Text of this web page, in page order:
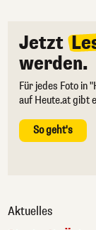
Jetzt
werden.
Für jedes Foto in
auf Heute.at gibt
So geht's
Aktuelles